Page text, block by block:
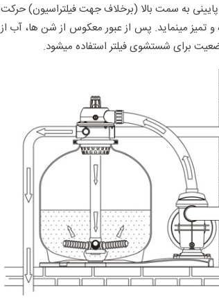
به سمت بالا (برخلاف جهت فیلتراسیون) حرکت
تمیز مینماید. پس از عبور معکوس از شن ها، آب از